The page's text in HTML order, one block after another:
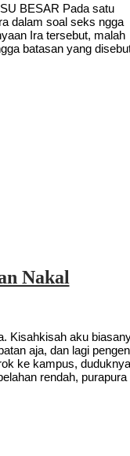
BESAR Pada satu
dalam soal seks ngga
Ira tersebut, malah
batasan yang
Nakal
Kisahkisah aku
aja, dan lagi pengen
ke kampus,
rendah, purapura